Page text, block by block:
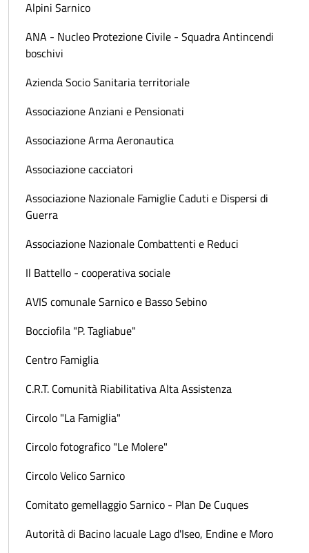
Alpini Sarnico
ANA - Nucleo Protezione Civile - Squadra Antincendi
boschivi
Azienda Socio Sanitaria territoriale
Associazione Anziani e Pensionati
Associazione Arma Aeronautica
Associazione cacciatori
Associazione Nazionale Famiglie Caduti e Dispersi di
Guerra
Associazione Nazionale Combattenti e Reduci
Il Battello - cooperativa sociale
AVIS comunale Sarnico e Basso Sebino
Bocciofila "P. Tagliabue"
Centro Famiglia
C.R.T. Comunità Riabilitativa Alta Assistenza
Circolo "La Famiglia"
Circolo fotografico "Le Molere"
Circolo Velico Sarnico
Comitato gemellaggio Sarnico - Plan De Cuques
Autorità di Bacino lacuale Lago d'Iseo, Endine e Moro